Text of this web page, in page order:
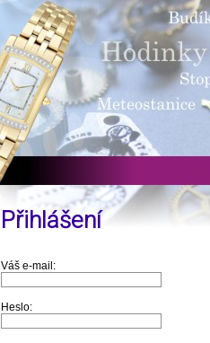
Přihlášení
Váš e-mail:
Heslo: